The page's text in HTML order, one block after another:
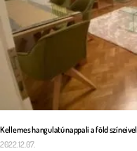
Kellemes hangulatú nappali a föld színeivel
2022.12.07.